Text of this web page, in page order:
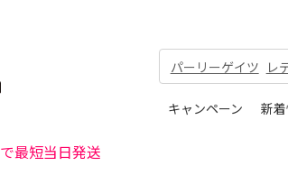
パーリーゲイツ レ
キャンペーン 新
最短当日発送